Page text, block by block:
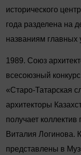
исторического
года разделена на
названиям главных
1989. Союз
всесоюзный
«Старо-Татарская
архитекторы
получает
Виталия Логинова.
представлены в